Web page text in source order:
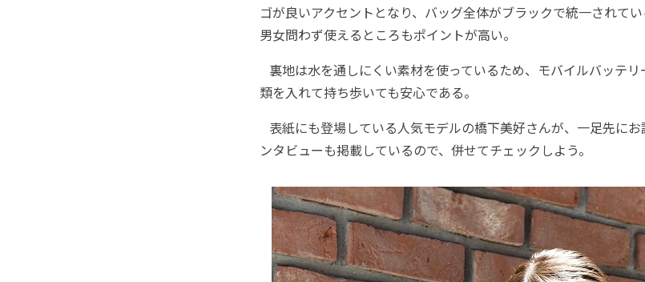
ゴが良いアクセントとなり、バッグ全体がブラックで統一されてい
男女問わず使えるところもポイントが高い。
裏地は水を通しにくい素材を使っているため、モバイルバッテ
類を入れて持ち歩いても安心である。
表紙にも登場している人気モデルの橋下美好さんが、一足先に
ンタビューも掲載しているので、併せてチェックしよう。